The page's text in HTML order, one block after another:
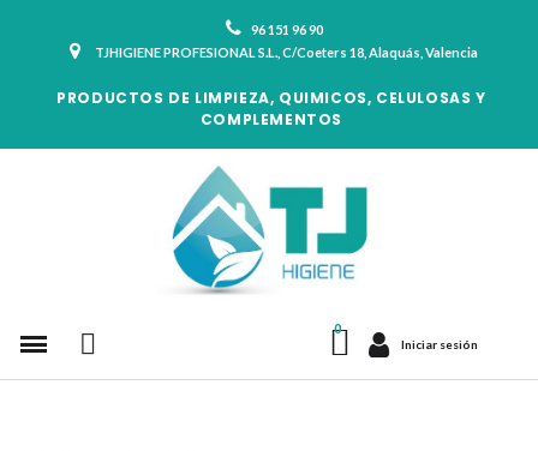
96 151 96 90
TJHIGIENE PROFESIONAL S.L., C/Coeters 18, Alaquás, Valencia
PRODUCTOS DE LIMPIEZA, QUIMICOS, CELULOSAS Y
COMPLEMENTOS
Iniciar sesión